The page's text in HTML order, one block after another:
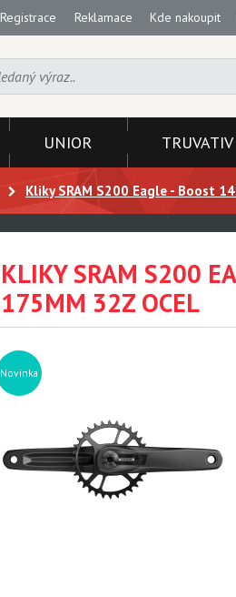
Registrace Reklamace Kde nakoupit
UNIOR TRUVATIV
Kliky SRAM S200 Eagle - Boost
KLIKY SRAM S200
175MM 32Z OCEL
Novinka